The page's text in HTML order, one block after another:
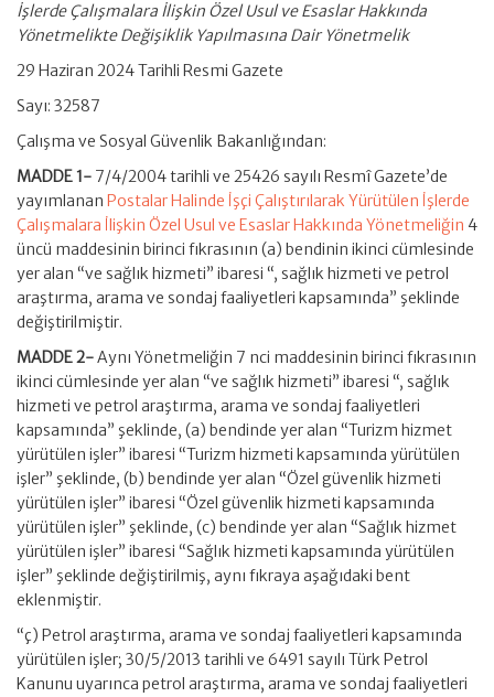
İşlerde Çalışmalara İlişkin Özel Usul ve Esaslar Hakkında
Yönetmelikte Değişiklik Yapılmasına Dair Yönetmelik
29 Haziran 2024 Tarihli Resmi Gazete
Sayı: 32587
Çalışma ve Sosyal Güvenlik Bakanlığından:
MADDE 1- 7/4/2004 tarihli ve 25426 sayılı Resmî Gazete’de
yayımlanan Postalar Halinde İşçi Çalıştırılarak Yürütülen İşlerde
Çalışmalara İlişkin Özel Usul ve Esaslar Hakkında Yönetmeliğin 4
üncü maddesinin birinci fıkrasının (a) bendinin ikinci cümlesinde
yer alan “ve sağlık hizmeti” ibaresi “, sağlık hizmeti ve petrol
araştırma, arama ve sondaj faaliyetleri kapsamında” şeklinde
değiştirilmiştir.
MADDE 2-Aynı Yönetmeliğin 7 nci maddesinin birinci fıkrasının
ikinci cümlesinde yer alan “ve sağlık hizmeti” ibaresi “, sağlık
hizmeti ve petrol araştırma, arama ve sondaj faaliyetleri
kapsamında” şeklinde, (a) bendinde yer alan “Turizm hizmet
yürütülen işler” ibaresi “Turizm hizmeti kapsamında yürütülen
işler” şeklinde, (b) bendinde yer alan “Özel güvenlik hizmeti
yürütülen işler” ibaresi “Özel güvenlik hizmeti kapsamında
yürütülen işler” şeklinde, (c) bendinde yer alan “Sağlık hizmet
yürütülen işler” ibaresi “Sağlık hizmeti kapsamında yürütülen
işler” şeklinde değiştirilmiş, aynı fıkraya aşağıdaki bent
eklenmiştir.
“ç) Petrol araştırma, arama ve sondaj faaliyetleri kapsamında
yürütülen işler; 30/5/2013 tarihli ve 6491 sayılı Türk Petrol
Kanunu uyarınca petrol araştırma, arama ve sondaj faaliyetleri